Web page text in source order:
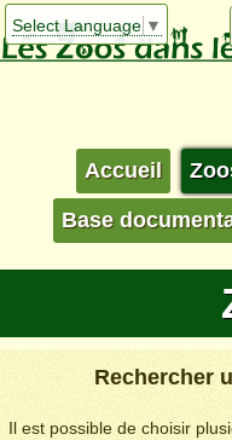
Select Language ▼
Accueil
Base
Rechercher
Il est possible de choisir